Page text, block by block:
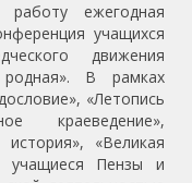
работу ежегодная
учащихся
движения
родная». В рамках
«Летопись
краеведение»,
история», «Великая
учащиеся Пензы и